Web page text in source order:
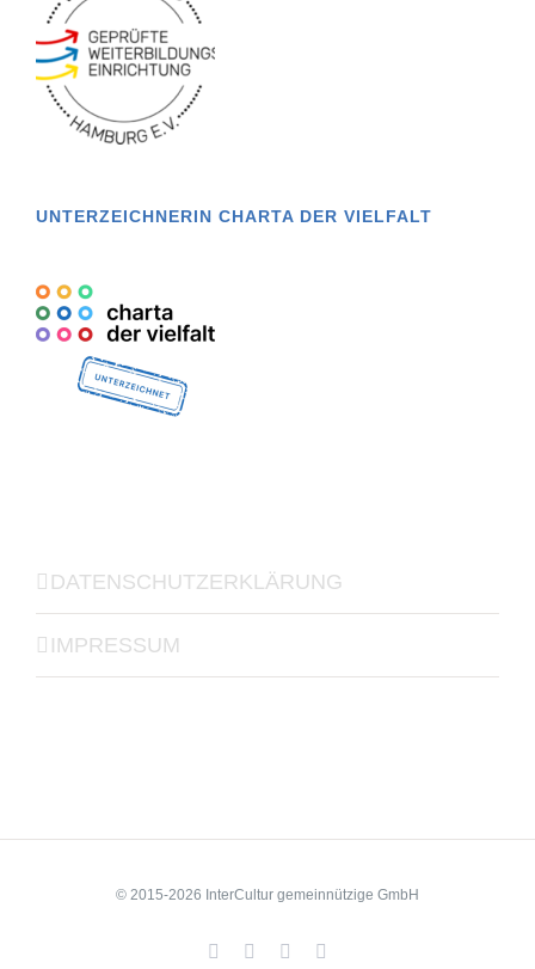
UNTERZEICHNERIN CHARTA DER VIELFALT
DATENSCHUTZERKLÄRUNG
IMPRESSUM
© 2015-2026 InterCultur gemeinnützige GmbH
FacebookYouTubeLinkedIn